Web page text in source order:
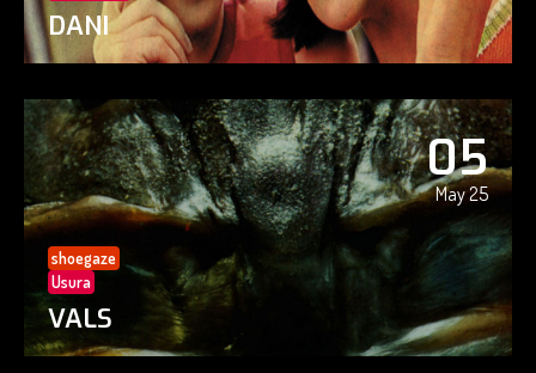
DANI
05
May 25
shoegaze
Usura
VALS